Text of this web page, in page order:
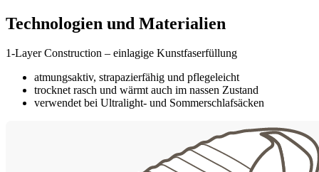
Technologien und Materialien
1-Layer Construction – einlagige Kunstfaserfüllung
atmungsaktiv, strapazierfähig und pflegeleicht
trocknet rasch und wärmt auch im nassen Zustand
verwendet bei Ultralight- und Sommerschlafsäcken